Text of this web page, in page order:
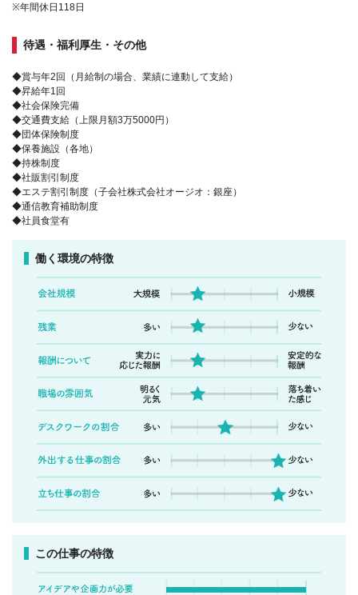
※年間休日118日
待遇・福利厚生・その他
◆賞与年2回（月給制の場合、業績に連動して支給）
◆昇給年1回
◆社会保険完備
◆交通費支給（上限月額3万5000円）
◆団体保険制度
◆保養施設（各地）
◆持株制度
◆社販割引制度
◆エステ割引制度（子会社株式会社オージオ：銀座）
◆通信教育補助制度
◆社員食堂有
働く環境の特徴
この仕事の特徴